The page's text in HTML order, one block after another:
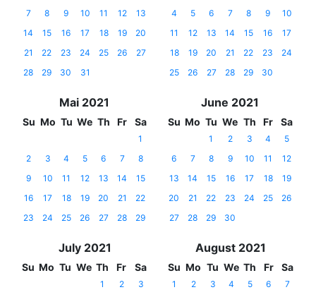
7
8 9 10 11 12
13
14
15 16 17 18 19
20
21
22 23 24 25 26
27
28
29 30 31
4
5 6 7 8 9
10
11
12 13 14 15 16
17
18
19 20 21 22 23
24
25
26 27 28 29 30
Mai 2021
Su Mo Tu We Th Fr Sa
1
2
3 4 5 6 7
8
9
10 11 12 13 14
15
16
17 18 19 20 21
22
23
24 25 26 27 28 29
June 2021
Su Mo Tu We Th Fr Sa
1 2 3 4
5
6
7 8 9 10 11
12
13
14 15 16 17 18
19
20
21 22 23 24 25
26
27
28 29 30
July 2021
Su Mo Tu We Th Fr Sa
1 2
3
August 2021
Su Mo Tu We Th Fr Sa
1 2 3 4 5 6
7